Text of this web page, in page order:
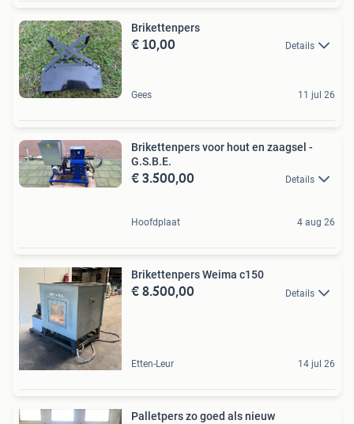
Brikettenpers
€ 10,00 Details
Gees 11 jul 26
Brikettenpers voor hout en zaagsel -
G.S.B.E.
€ 3.500,00 Details
Hoofdplaat 4 aug 26
Brikettenpers Weima c150
€ 8.500,00 Details
Etten-Leur 14 jul 26
Palletpers zo goed als nieuw